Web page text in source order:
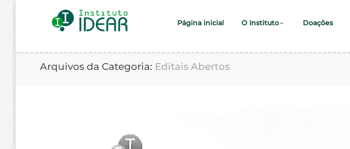
Página inicial O Instituto Doações
Arquivos da Categoria: Editais Abertos